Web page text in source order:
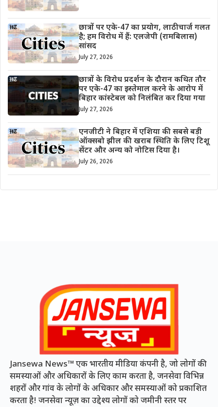
छात्रों पर एके-47 का प्रयोग, लाठीचार्ज गलत
है; हम विरोध में हैं: एलजेपी (रामबिलास)
सांसद
July 27, 2026
छात्रों के विरोध प्रदर्शन के दौरान कथित तौर
पर एके-47 का इस्तेमाल करने के आरोप में
बिहार कांस्टेबल को निलंबित कर दिया गया
July 27, 2026
एनजीटी ने बिहार में एशिया की सबसे बड़ी
ऑक्सबो झील की खराब स्थिति के लिए टिशू
सेंटर और अन्य को नोटिस दिया है।
July 26, 2026
Jansewa News™ एक भारतीय मीडिया कंपनी है, जो लोगों की
समस्याओं और अधिकारों के लिए काम करता है, जनसेवा विभिन्न
शहरों और गांव के लोगों के अधिकार और समस्याओं को प्रकाशित
करता है! जनसेवा न्यूज़ का उद्देश्य लोगों को जमीनी स्तर पर